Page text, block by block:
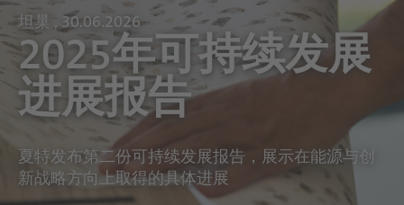
职业生涯
坦巢 , 30.06.2026
2025年可持续发展
进展报告
夏特发布第二份可持续发展报告，展示在能源与创
新战略方向上取得的具体进展